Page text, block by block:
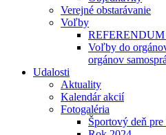
Verejné obstarávanie
Voľby
REFERENDUM
Voľby do
orgánov
Udalosti
Aktuality
Kalendár akcií
Fotogaléria
Športový deň